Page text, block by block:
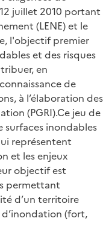
juillet 2010 portant
(LENE) et le
l'objectif premier
et des risques
en
de
à l’élaboration des
(PGRI).Ce jeu de
surfaces inondables
représentent
et les enjeux
objectif est
permettant
d’un territoire
(fort,